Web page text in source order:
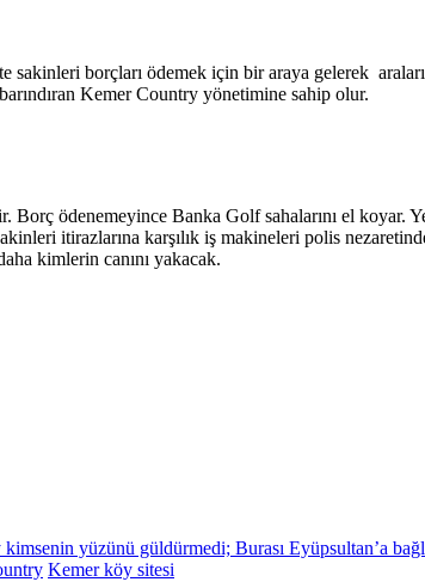
borçları ödemek için bir araya gelerek
Kemer Country yönetimine sahip olur.
ödenemeyince Banka Golf sahalarını el koyar.
itirazlarına karşılık iş makineleri polis
kimlerin canını yakacak.
yüzünü güldürmedi; Burası Eyüpsultan’a
Kemer köy sitesi